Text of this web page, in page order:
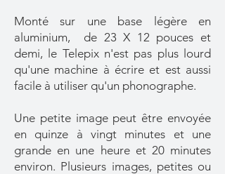
Monté sur une base légère en
aluminium, de 23 X 12 pouces et
demi, le Telepix n'est pas plus lourd
qu'une machine à écrire et est aussi
facile à utiliser qu'un phonographe.
Une petite image peut être envoyée
en quinze à vingt minutes et une
grande en une heure et 20 minutes
environ. Plusieurs images, petites ou